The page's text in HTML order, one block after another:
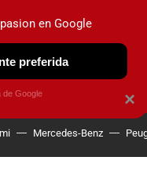
OBSERVATORIO
Mercedes-Benz
×
en Google
preferida
de Google